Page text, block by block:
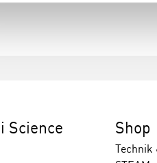
Science Shop
Technik